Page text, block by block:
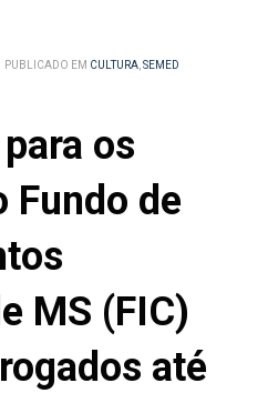
PUBLICADO EM CULTURA,SEMED
os
Fundo de
MS (FIC)
até